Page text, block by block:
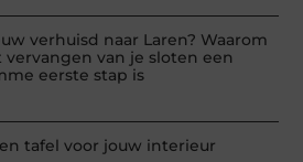
verhuisd naar Laren? Waarom
vervangen van je sloten een
eerste stap is
tafel voor jouw interieur